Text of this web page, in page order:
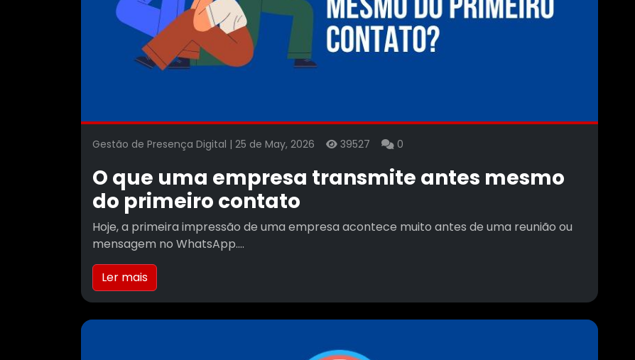
Gestão de Presença Digital | 25 de May, 2026 39527 0
O que uma empresa transmite antes mesmo
do primeiro contato
Hoje, a primeira impressão de uma empresa acontece muito antes de uma reunião ou
mensagem no WhatsApp....
Ler mais